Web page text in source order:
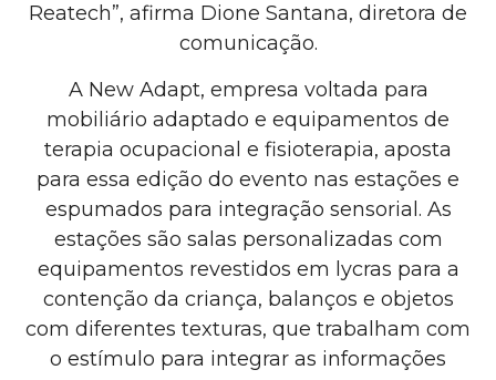
Reatech”, afirma Dione Santana, diretora de
comunicação.
A New Adapt, empresa voltada para
mobiliário adaptado e equipamentos de
terapia ocupacional e fisioterapia, aposta
para essa edição do evento nas estações e
espumados para integração sensorial. As
estações são salas personalizadas com
equipamentos revestidos em lycras para a
contenção da criança, balanços e objetos
com diferentes texturas, que trabalham com
o estímulo para integrar as informações